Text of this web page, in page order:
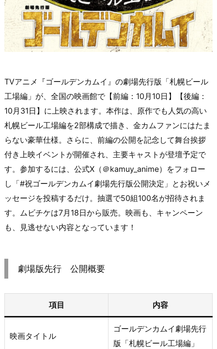
TVアニメ『ゴールデンカムイ』の劇場先行版「札幌ビール
工場編」が、全国の映画館で【前編：10月10日】【後編：
10月31日】に上映されます。本作は、原作でも人気の高い
札幌ビール工場編を2部構成で描き、金カムファンにはたま
らない豪華仕様。さらに、前編の公開を記念して舞台挨拶
付き上映イベントが開催され、主要キャストが登壇予定で
す。参加するには、公式X（＠kamuy_anime）をフォロー
し「#祝ゴールデンカムイ劇場先行版公開決定」とお祝いメ
ッセージを投稿するだけ。抽選で50組100名が招待されま
す。ムビチケは7月18日から販売。映画も、キャンペーン
も、見逃せない内容となっています！
劇場版先行 公開概要
項目 内容
映画タイトル
ゴールデンカムイ劇場先行
版「札幌ビール工場編」